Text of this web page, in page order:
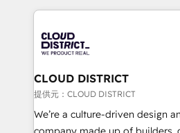
help businesses grow through
500+ HubSpot
end solutions that integrate
inbound and loop marketing,
creativity. Our multicultural
Portuguese, and English to
that drive measurable growth. 🌎 Highlights: • 10+
CLOUD DISTRICT
提供元：CLOUD DISTRICT
We’re a culture-driven design